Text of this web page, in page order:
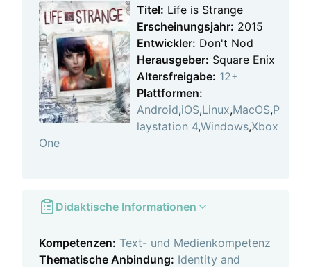
Titel: Life is Strange
Erscheinungsjahr: 2015
Entwickler: Don't Nod
Herausgeber: Square Enix
Altersfreigabe: 12+
Plattformen:
Android,iOS,Linux,MacOS,P
laystation 4,Windows,Xbox
One
Didaktische Informationen
Kompetenzen: Text- und Medienkompetenz
Thematische Anbindung: Identity and